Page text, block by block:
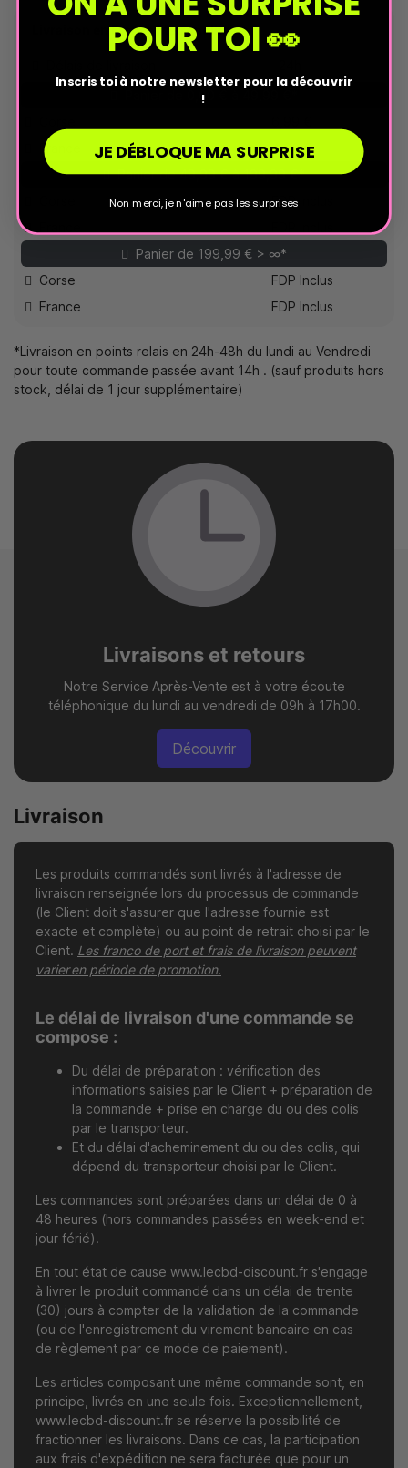
Livraison en France Métropolitaine
Panier de 0,00 € à 49,99 €*
France
4,90 €
Panier de 49,99 € à 199,99 €*
FDP Inclus
Panier de 199,99 € > ∞*
Corse
FDP Inclus
France
FDP Inclus
*Livraison en points relais en 24h-48h du lundi au Vendredi
pour toute commande passée avant 14h . (sauf produits hors
stock, délai de 1 jour supplémentaire)
Livraisons et retours
Notre Service Après-Vente est à votre écoute
téléphonique du lundi au vendredi de 09h à 17h00.
Découvrir
Livraison
Les produits commandés sont livrés à l'adresse de
livraison renseignée lors du processus de commande
(le Client doit s'assurer que l'adresse fournie est
exacte et complète) ou au point de retrait choisi par le
Client. Les franco de port et frais de livraison peuvent
varier en période de promotion.
Le délai de livraison d'une commande se
compose :
Du délai de préparation : vérification des
informations saisies par le Client + préparation de
la commande + prise en charge du ou des colis
par le transporteur.
Et du délai d'acheminement du ou des colis, qui
dépend du transporteur choisi par le Client.
Les commandes sont préparées dans un délai de 0 à
48 heures (hors commandes passées en week-end et
jour férié).
En tout état de cause www.lecbd-discount.fr s'engage
à livrer le produit commandé dans un délai de trente
(30) jours à compter de la validation de la commande
(ou de l'enregistrement du virement bancaire en cas
de règlement par ce mode de paiement).
Les articles composant une même commande sont, en
principe, livrés en une seule fois. Exceptionnellement,
www.lecbd-discount.fr se réserve la possibilité de
fractionner les livraisons. Dans ce cas, la participation
aux frais d'expédition ne sera facturée que pour un
POUR TOI 👀
Inscris toi à notre newsletter pour la découvrir
!
JE DÉBLOQUE MA SURPRISE
Non merci, je n'aime pas les surprises